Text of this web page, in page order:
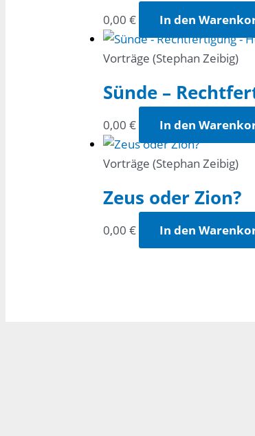
0,00 € In den
Vorträge (Stephan Zeibig)
Sünde –
0,00 € In den
Vorträge (Stephan Zeibig)
Zeus oder Zion?
0,00 € In den